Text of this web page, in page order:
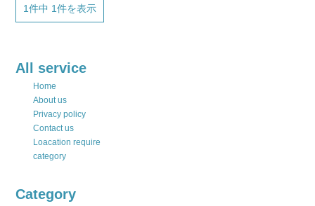
1件中 1件を表示
All service
Home
About us
Privacy policy
Contact us
Loacation require
category
Category